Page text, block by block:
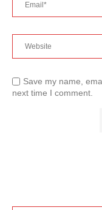
Save my name,
next time I comment.